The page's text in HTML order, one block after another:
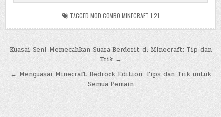
TAGGED MOD COMBO MINECRAFT 1.21
Post
navigation
Kuasai Seni Memecahkan Suara Berderit di Minecraft: Tip dan
Trik →
← Menguasai Minecraft Bedrock Edition: Tips dan Trik untuk
Semua Pemain